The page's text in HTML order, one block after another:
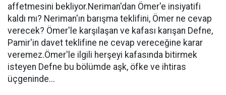
affetmesini bekliyor.Neriman'dan Ömer'e insiyatifi
kaldı mı? Neriman'ın barışma teklifini, Ömer ne cevap
verecek? Ömer'le karşılaşan ve kafası karışan Defne,
Pamir'in davet teklifine ne cevap vereceğine karar
veremez.Ömer'le ilgili herşeyi kafasında bitirmek
isteyen Defne bu bölümde aşk, öfke ve ihtiras
üçgeninde...